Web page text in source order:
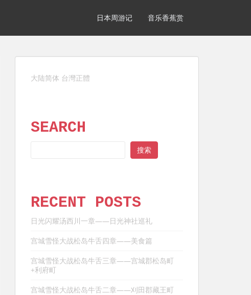
日本周游记 音乐香蕉赏
大陆简体 台灣正體
SEARCH
搜索
RECENT POSTS
日光闪耀汤西川一章——日光神社巡礼
宫城雪怪大战松岛牛舌四章——美食篇
宫城雪怪大战松岛牛舌三章——宫城郡松岛町
+利府町
宫城雪怪大战松岛牛舌二章——刈田郡藏王町